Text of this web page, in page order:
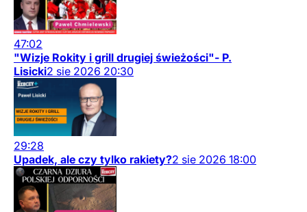
47:02
"Wizje Rokity i grill drugiej świeżości"- P.
Lisicki2 sie 2026 20:30
29:28
Upadek, ale czy tylko rakiety?2 sie 2026 18:00